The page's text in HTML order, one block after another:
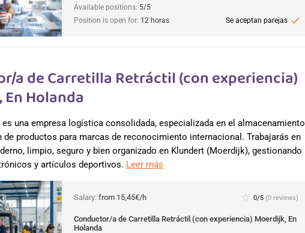
Available positions: 5/5
Position is open for: 12 horas Se aceptan parejas check
a de Carretilla Retráctil (con experiencia)
Holanda
una empresa logística consolidada, especializada en el almacenamiento
de productos para marcas de reconocimiento internacional. Trabajarás en
limpio, seguro y bien organizado en Klundert (Moerdijk), gestionando
y artículos deportivos. Leer más
Salary: from 15,45€/h star_border 0/5 (0 reviews)
Conductor/a de Carretilla Retráctil (con experiencia) Moerdijk, En
Holanda